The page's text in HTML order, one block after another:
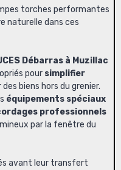
torches performantes
naturelle dans ces
Débarras à Muzillac
pour simplifier
biens hors du grenier.
équipements spéciaux
professionnels
par la fenêtre du
avant leur transfert